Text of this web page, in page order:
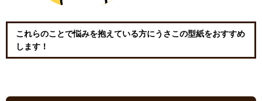
これらのことで悩みを抱えている方にうさこの型紙をおすすめ
します！